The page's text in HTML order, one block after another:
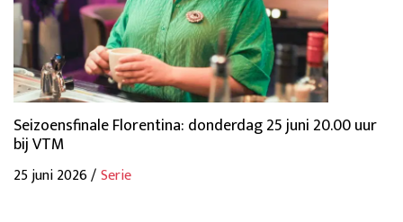
Seizoensfinale Florentina: donderdag 25 juni 20.00 uur
bij VTM
25 juni 2026 /Serie